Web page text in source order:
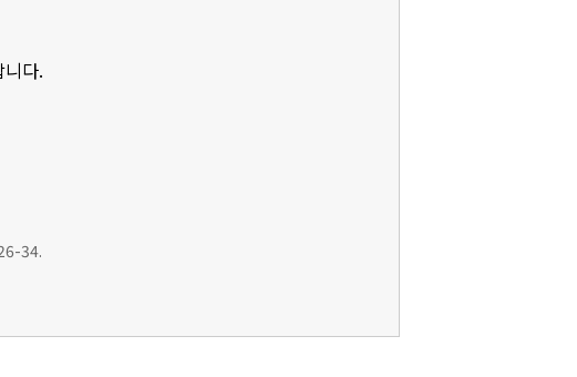
다.
34.